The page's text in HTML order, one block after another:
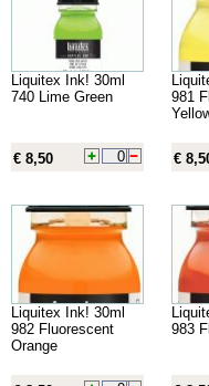
Liquitex Ink! 30ml
740 Lime Green
€ 8,50
981
€
Liquitex Ink! 30ml
982 Fluorescent
Orange
983